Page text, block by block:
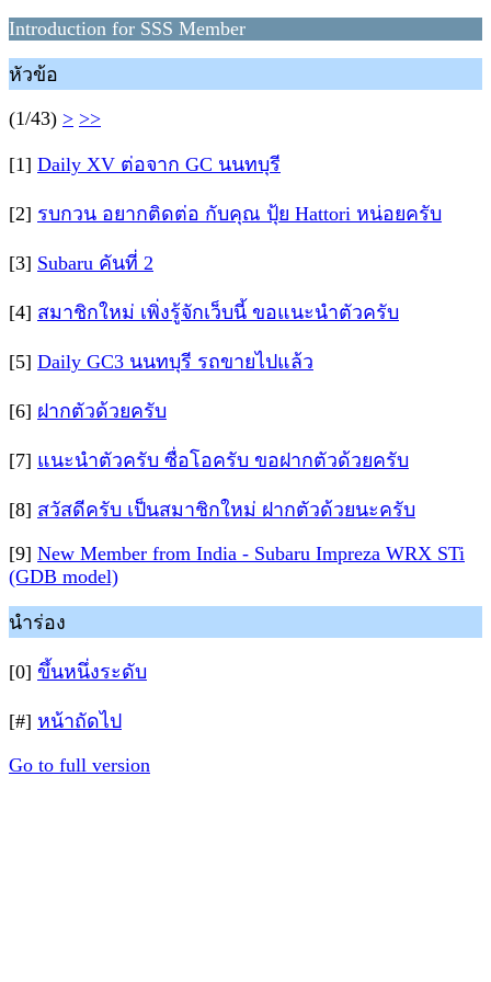
Introduction for SSS Member
หัวข้อ
(1/43) > >>
[1] Daily XV ต่อจาก GC นนทบุรี
[2] รบกวน อยากติดต่อ กับคุณ ปุ้ย Hattori หน่อยครับ
[3] Subaru คันที่ 2
[4] สมาชิกใหม่ เพิ่งรู้จักเว็บนี้ ขอแนะนำตัวครับ
[5] Daily GC3 นนทบุรี รถขายไปแล้ว
[6] ฝากตัวด้วยครับ
[7] แนะนำตัวครับ ซื่อโอครับ ขอฝากตัวด้วยครับ
[8] สวัสดีครับ เป็นสมาชิกใหม่ ฝากตัวด้วยนะครับ
[9] New Member from India - Subaru Impreza WRX STi
(GDB model)
นำร่อง
[0] ขึ้นหนึ่งระดับ
[#] หน้าถัดไป
Go to full version